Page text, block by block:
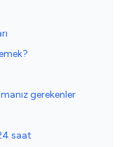
gerekenler
saat